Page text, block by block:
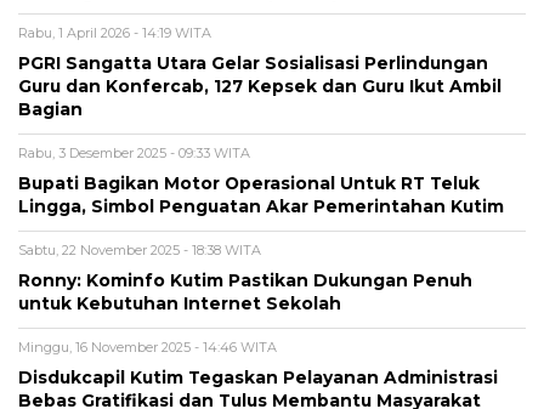
Rabu, 1 April 2026 - 14:19 WITA
PGRI Sangatta Utara Gelar Sosialisasi Perlindungan
Guru dan Konfercab, 127 Kepsek dan Guru Ikut Ambil
Bagian
Rabu, 3 Desember 2025 - 09:33 WITA
Bupati Bagikan Motor Operasional Untuk RT Teluk
Lingga, Simbol Penguatan Akar Pemerintahan Kutim
Sabtu, 22 November 2025 - 18:38 WITA
Ronny: Kominfo Kutim Pastikan Dukungan Penuh
untuk Kebutuhan Internet Sekolah
Minggu, 16 November 2025 - 14:46 WITA
Disdukcapil Kutim Tegaskan Pelayanan Administrasi
Bebas Gratifikasi dan Tulus Membantu Masyarakat